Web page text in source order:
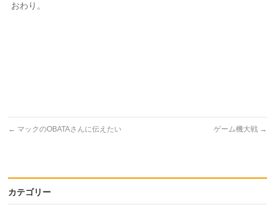
おわり。
← マックのOBATAさんに伝えたい ゲーム機大戦 →
カテゴリー